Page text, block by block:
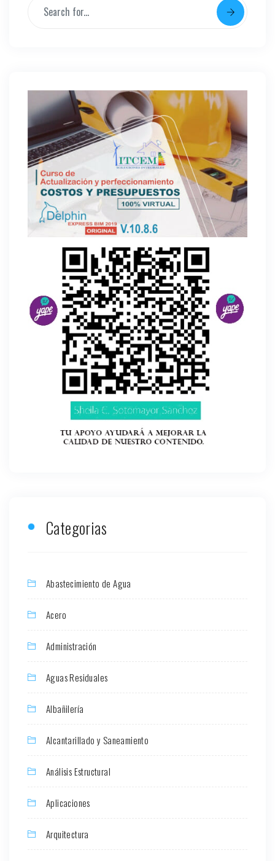
Categorias
Abastecimiento de Agua
Acero
Administración
Aguas Residuales
Albañilería
Alcantarillado y Saneamiento
Análisis Estructural
Aplicaciones
Arquitectura